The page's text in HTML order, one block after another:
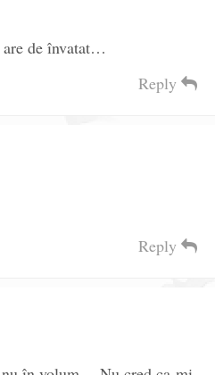
are de învatat…
Reply
Reply